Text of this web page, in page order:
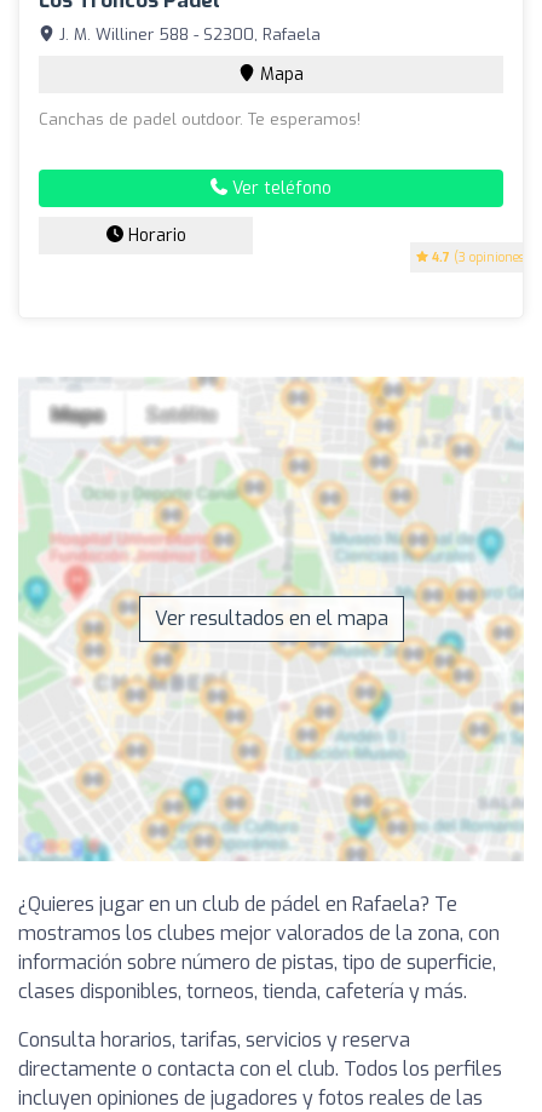
4.7 (3 opiniones)
J. M. Williner 588 - S2300, Rafaela
Mapa
Canchas de padel outdoor. Te esperamos!
Ver teléfono
Horario
Ver resultados en el mapa
¿Quieres jugar en un club de pádel en Rafaela? Te
mostramos los clubes mejor valorados de la zona, con
información sobre número de pistas, tipo de superficie,
clases disponibles, torneos, tienda, cafetería y más.
Consulta horarios, tarifas, servicios y reserva
directamente o contacta con el club. Todos los perfiles
incluyen opiniones de jugadores y fotos reales de las